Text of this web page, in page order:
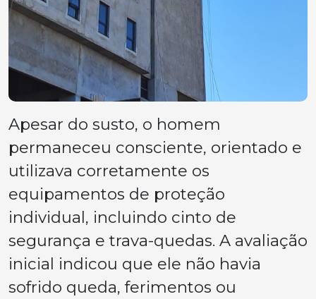
Apesar do susto, o homem
permaneceu consciente, orientado e
utilizava corretamente os
equipamentos de proteção
individual, incluindo cinto de
segurança e trava-quedas. A avaliação
inicial indicou que ele não havia
sofrido queda, ferimentos ou